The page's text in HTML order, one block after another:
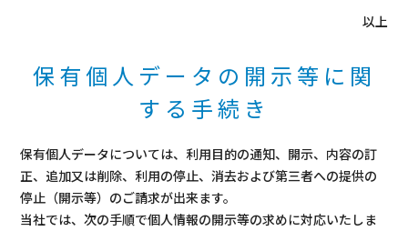
以上
保有個人データの開示等に関
する手続き
保有個人データについては、利用目的の通知、開示、内容の訂
正、追加又は削除、利用の停止、消去および第三者への提供の
停止（開示等）のご請求が出来ます。
当社では、次の手順で個人情報の開示等の求めに対応いたしま